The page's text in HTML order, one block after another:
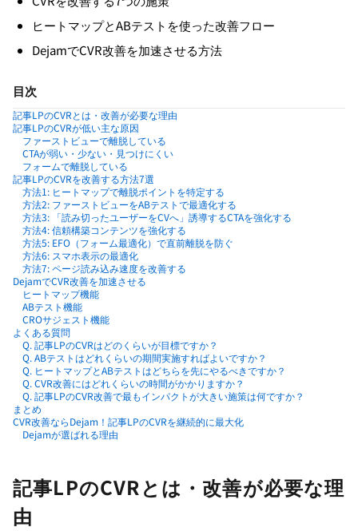
ヒートマップとABテストを使った改善フロー
DejamでCVR改善を加速させる方法
目次
記事LPのCVRとは・改善が必要な理由
記事LPのCVRが低い主な原因
ファーストビューで離脱している
CTAが弱い・少ない・見つけにくい
フォームで離脱している
記事LPのCVRを改善する方法7選
方法1: ヒートマップで離脱ポイントを特定する
方法2: ファーストビューをABテストで最適化する
方法3: 「読み切ったユーザーをCVへ」誘導するCTAを強化する
方法4: 信頼構築コンテンツを強化する
方法5: EFO（フォーム最適化）で直前離脱を防ぐ
方法6: スマホ表示の最適化
方法7: ページ読み込み速度を改善する
DejamでCVR改善を加速させる
ヒートマップ機能
ABテスト機能
CROサジェスト機能
よくある質問
Q. 記事LPのCVRはどのくらいが目標ですか？
Q. ABテストはどれくらいの期間実施すればよいですか？
Q. ヒートマップとABテストはどちらを先にやるべきですか？
Q. CVR改善にはどれくらいの時間がかかりますか？
Q. 記事LPのCVR改善で最もインパクトが大きい施策は何ですか？
まとめ
CVR改善ならDejam！記事LPのCVRを継続的に最大化
Dejamが選ばれる理由
記事LPのCVRとは・改善が必要な理
由